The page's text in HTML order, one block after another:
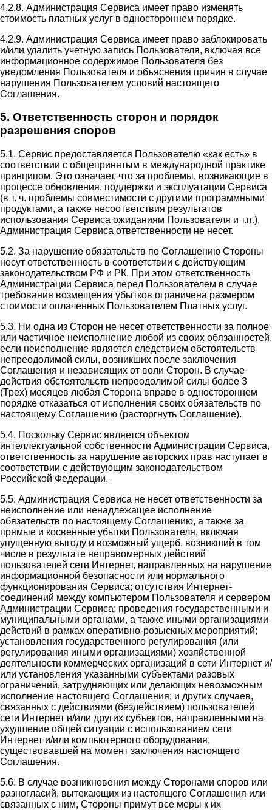
4.2.8. Администрация Сервиса имеет право изменять
стоимость платных услуг в одностороннем порядке.
4.2.9. Администрация Сервиса имеет право заблокировать
и/или удалить учетную запись Пользователя, включая все
информационное содержимое Пользователя без
уведомления Пользователя и объяснения причин в случае
нарушения Пользователем условий настоящего
Соглашения.
5. Ответственность сторон и порядок
разрешения споров
5.1. Сервис предоставляется Пользователю «как есть» в
соответствии с общепринятым в международной практике
принципом. Это означает, что за проблемы, возникающие в
процессе обновления, поддержки и эксплуатации Сервиса
(в т. ч. проблемы совместимости с другими программными
продуктами, а также несоответствия результатов
использования Сервиса ожиданиям Пользователя и т.п.),
Администрация Сервиса ответственности не несет.
5.2. За нарушение обязательств по Соглашению Стороны
несут ответственность в соответствии с действующим
законодательством РФ и РК. При этом ответственность
Администрации Сервиса перед Пользователем в случае
требования возмещения убытков ограничена размером
стоимости оплаченных Пользователем Платных услуг.
5.3. Ни одна из Сторон не несет ответственности за полное
или частичное неисполнение любой из своих обязанностей,
если неисполнение является следствием обстоятельств
непреодолимой силы, возникших после заключения
Соглашения и независящих от воли Сторон. В случае
действия обстоятельств непреодолимой силы более 3
(Трех) месяцев любая Сторона вправе в одностороннем
порядке отказаться от исполнения своих обязательств по
настоящему Соглашению (расторгнуть Соглашение).
5.4. Поскольку Сервис является объектом
интеллектуальной собственности Администрации Сервиса,
ответственность за нарушение авторских прав наступает в
соответствии с действующим законодательством
Российской Федерации.
5.5. Администрация Сервиса не несет ответственности за
неисполнение или ненадлежащее исполнение
обязательств по настоящему Соглашению, а также за
прямые и косвенные убытки Пользователя, включая
упущенную выгоду и возможный ущерб, возникший в том
числе в результате неправомерных действий
пользователей сети Интернет, направленных на нарушение
информационной безопасности или нормального
функционирования Сервиса; отсутствия Интернет-
соединений между компьютером Пользователя и сервером
Администрации Сервиса; проведения государственными и
муниципальными органами, а также иными организациями
действий в рамках оперативно-розыскных мероприятий;
установления государственного регулирования (или
регулирования иными организациями) хозяйственной
деятельности коммерческих организаций в сети Интернет и/
или установления указанными субъектами разовых
ограничений, затрудняющих или делающих невозможным
исполнение настоящего Соглашения; и других случаев,
связанных с действиями (бездействием) пользователей
сети Интернет и/или других субъектов, направленными на
ухудшение общей ситуации с использованием сети
Интернет и/или компьютерного оборудования,
существовавшей на момент заключения настоящего
Соглашения.
5.6. В случае возникновения между Сторонами споров или
разногласий, вытекающих из настоящего Соглашения или
связанных с ним, Стороны примут все меры к их